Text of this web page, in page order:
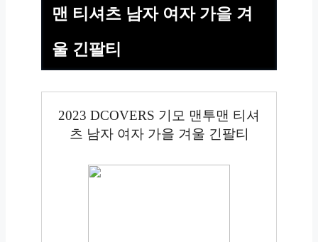
맨 티셔츠 남자 여자 가을 겨
울 긴팔티
2023 DCOVERS 기모 맨투맨 티셔
츠 남자 여자 가을 겨울 긴팔티